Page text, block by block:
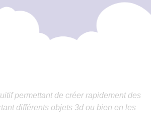
permettant de créer rapidement des
différents objets 3d ou bien en les